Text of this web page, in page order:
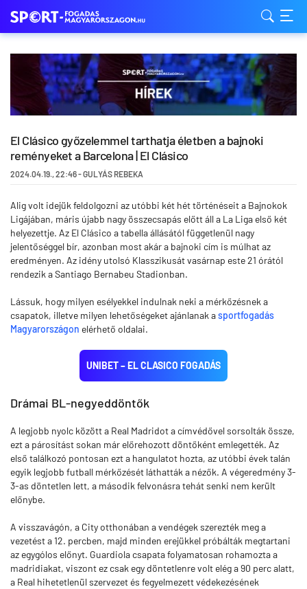
El Clásico győzelemmel tarthatja életben a bajnoki
reményeket a Barcelona | El Clásico
2024.04.19.,22:46-GULYÁS REBEKA
Alig volt idejük feldolgozni az utóbbi két hét történéseit a Bajnokok
Ligájában, máris újabb nagy összecsapás előtt áll a La Liga első két
helyezettje. Az El Clásico a tabella állásától függetlenül nagy
jelentőséggel bír, azonban most akár a bajnoki cím is múlhat az
eredményen. Az idény utolsó Klasszikusát vasárnap este 21 órától
rendezik a Santiago Bernabeu Stadionban.
Lássuk, hogy milyen esélyekkel indulnak neki a mérkőzésnek a
csapatok, illetve milyen lehetőségeket ajánlanak asportfogadás
Magyarországon elérhető oldalai.
UNIBET – EL CLASICO FOGADÁS
Drámai BL-negyeddöntők
A legjobb nyolc között a Real Madridot a címvédővel sorsolták össze,
ezt a párosítást sokan már előrehozott döntőként emlegették. Az
első találkozó pontosan ezt a hangulatot hozta, az utóbbi évek talán
egyik legjobb futball mérkőzését láthatták a nézők. A végeredmény 3-
3-as döntetlen lett, a második felvonásra tehát senki nem került
előnybe.
A visszavágón, a City otthonában a vendégek szerezték meg a
vezetést a 12. percben, majd minden erejükkel próbálták megtartani
az egygólos előnyt. Guardiola csapata folyamatosan rohamozta a
madridiakat, viszont ez csak egy döntetlenre volt elég a 90 perc alatt,
a Real hihetetlenül szervezet és fegyelmezett védekezésének